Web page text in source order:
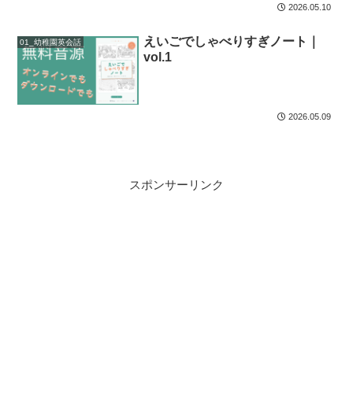
2026.05.10
01_幼稚園英会話
えいごでしゃべりすぎノート｜
vol.1
2026.05.09
スポンサーリンク